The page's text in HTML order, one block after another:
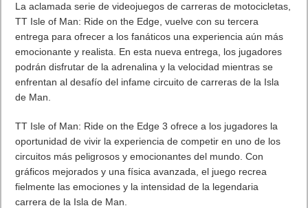
La aclamada serie de videojuegos de carreras de motocicletas,
TT Isle of Man: Ride on the Edge, vuelve con su tercera
entrega para ofrecer a los fanáticos una experiencia aún más
emocionante y realista. En esta nueva entrega, los jugadores
podrán disfrutar de la adrenalina y la velocidad mientras se
enfrentan al desafío del infame circuito de carreras de la Isla
de Man.
TT Isle of Man: Ride on the Edge 3 ofrece a los jugadores la
oportunidad de vivir la experiencia de competir en uno de los
circuitos más peligrosos y emocionantes del mundo. Con
gráficos mejorados y una física avanzada, el juego recrea
fielmente las emociones y la intensidad de la legendaria
carrera de la Isla de Man.